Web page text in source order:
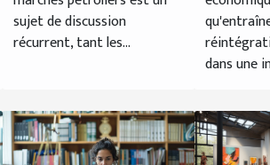
pétrole
sujet de discussion
récurrent, tant les...
dans une